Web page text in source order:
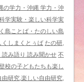
の学力・沖縄 学力・沖
学実験・楽しい科学実
島ことば・たのしい島
くしまくとぅば たの研,
み語り 読み聞かせ 不
校の子どもたちも楽し
由研究,楽しい自由研究,